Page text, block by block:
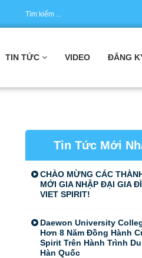
TIN TỨC VIDEO ĐĂNG
Tin Tức Mới
CHÀO MỪNG CÁC
MỚI GIA NHẬP ĐẠI GIA
VIET SPIRIT!
Daewon University
Hơn 8 Năm Đồng Hành
Spirit Trên Hành Trình
Hàn Quốc